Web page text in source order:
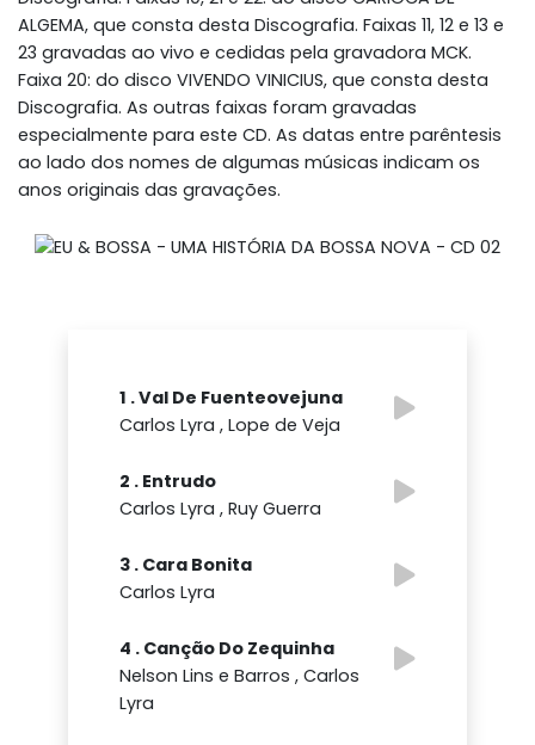
ALGEMA, que consta desta Discografia. Faixas 11, 12 e 13 e
23 gravadas ao vivo e cedidas pela gravadora MCK.
Faixa 20: do disco VIVENDO VINICIUS, que consta desta
Discografia. As outras faixas foram gravadas
especialmente para este CD. As datas entre parêntesis
ao lado dos nomes de algumas músicas indicam os
anos originais das gravações.
1 . Val De Fuenteovejuna
Carlos Lyra , Lope de Veja
2 . Entrudo
Carlos Lyra , Ruy Guerra
3 . Cara Bonita
Carlos Lyra
4 . Canção Do Zequinha
Nelson Lins e Barros , Carlos
Lyra